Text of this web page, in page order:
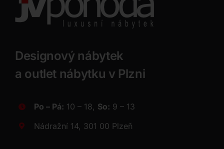
Designový nábytek
a outlet nábytku v Plzni
Po – Pá: 10 – 18, So: 9 – 13
Nádražní 14, 301 00 Plzeň